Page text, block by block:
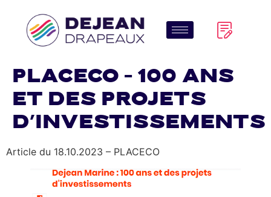
PLACECO – 100 ans
et des projets
d’investissements
Article du 18.10.2023 – PLACECO